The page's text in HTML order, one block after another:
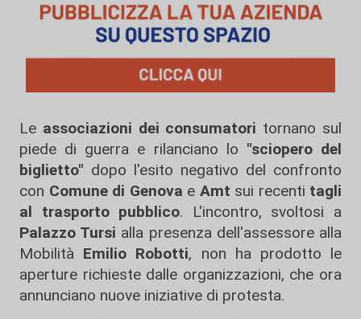
Le associazioni dei consumatori tornano sul
piede di guerra e rilanciano lo "sciopero del
biglietto" dopo l'esito negativo del confronto
con Comune di Genova e Amt sui recenti tagli
al trasporto pubblico. L'incontro, svoltosi a
Palazzo Tursi alla presenza dell'assessore alla
Mobilità Emilio Robotti, non ha prodotto le
aperture richieste dalle organizzazioni, che ora
annunciano nuove iniziative di protesta.